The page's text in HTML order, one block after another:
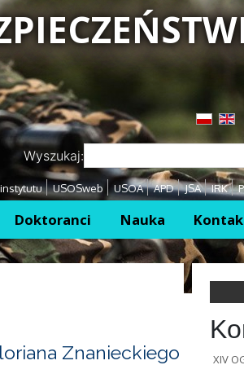
Przejdź
Przejdź
Wyszukaj:
USOSweb USOA APD JSA IRK
Doktoranci Nauka
Znanieckiego XIV